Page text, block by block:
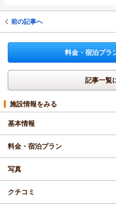
前の記事へ
料金・宿泊プラ
記事一覧
施設情報をみる
基本情報
料金・宿泊プラン
写真
クチコミ